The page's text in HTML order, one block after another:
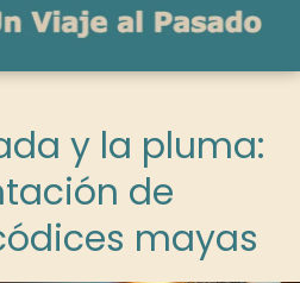
y la pluma:
de
mayas